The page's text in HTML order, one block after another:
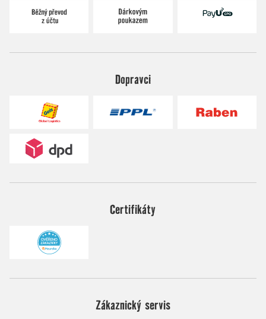
Dopravci
Certifikáty
Zákaznický servis